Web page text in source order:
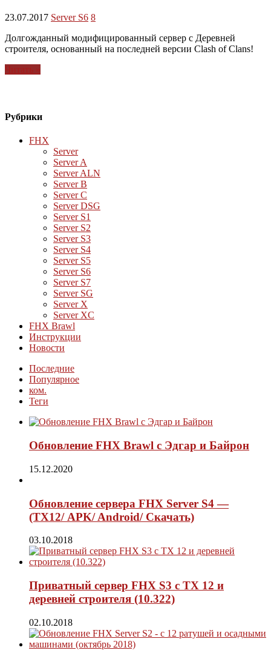
23.07.2017 Server S6 8
Долгожданный модифицированный сервер с Деревней
строителя, основанный на последней версии Clash of Clans!
Рубрики
FHX
Server
Server A
Server ALN
Server B
Server C
Server DSG
Server S1
Server S2
Server S3
Server S4
Server S5
Server S6
Server S7
Server SG
Server X
Server XC
FHX Brawl
Инструкции
Новости
Последние
Популярное
ком.
Теги
Обновление FHX Brawl с Эдгар и Байрон
15.12.2020
Обновление сервера FHX Server S4 —
(ТХ12/ APK/ Android/ Скачать)
03.10.2018
Приватный сервер FHX S3 с ТХ 12 и
деревней строителя (10.322)
02.10.2018